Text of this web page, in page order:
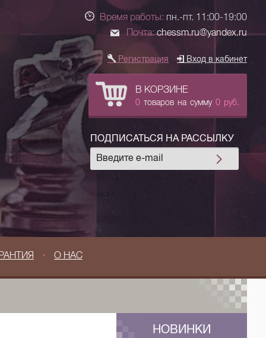
Время работы: пн.-пт. 11:00-19:00
Почта: chessm.ru@yandex.ru
Регистрация Вход в кабинет
В КОРЗИНЕ
0 товаров на сумму 0 руб.
ПОДПИСАТЬСЯ НА РАССЫЛКУ
О НАС
НОВИНКИ